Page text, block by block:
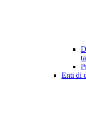
Enti di